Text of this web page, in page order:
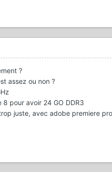
?
assez ou non ?
pour avoir 24 GO DDR3
juste, avec adobe premiere